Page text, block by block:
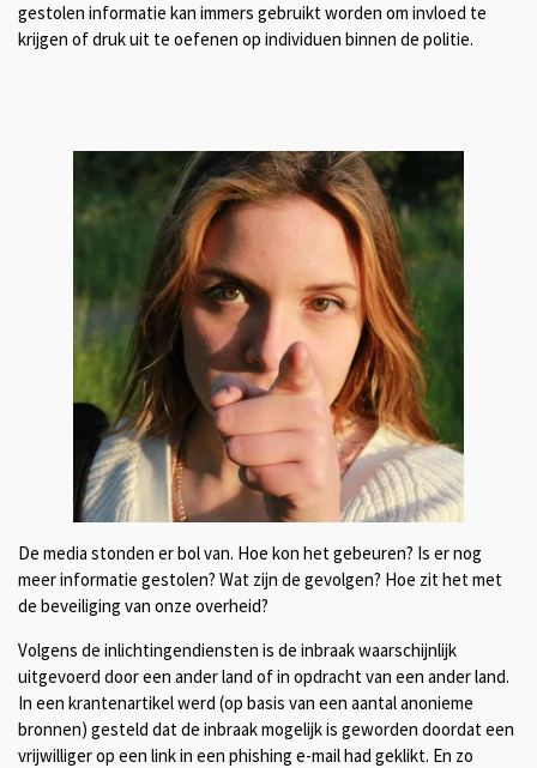
gestolen informatie kan immers gebruikt worden om invloed te
krijgen of druk uit te oefenen op individuen binnen de politie.
De media stonden er bol van. Hoe kon het gebeuren? Is er nog
meer informatie gestolen? Wat zijn de gevolgen? Hoe zit het met
de beveiliging van onze overheid?
Volgens de inlichtingendiensten is de inbraak waarschijnlijk
uitgevoerd door een ander land of in opdracht van een ander land.
In een krantenartikel werd (op basis van een aantal anonieme
bronnen) gesteld dat de inbraak mogelijk is geworden doordat een
vrijwilliger op een link in een phishing e-mail had geklikt. En zo